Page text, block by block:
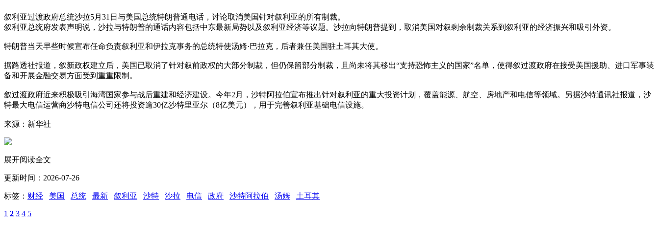
叙利亚过渡政府总统沙拉5月31日与美国总统特朗普通电话，讨论取消美国针对叙利亚的所有制裁。
叙利亚总统府发表声明说，沙拉与特朗普的通话内容包括中东最新局势以及叙利亚经济等议题。沙拉向特朗普提到，取消美国对叙剩余制裁关系到叙利亚的经济振兴和吸引外资。
特朗普当天早些时候宣布任命负责叙利亚和伊拉克事务的总统特使汤姆·巴拉克，后者兼任美国驻土耳其大使。
据路透社报道，叙新政权建立后，美国已取消了针对叙前政权的大部分制裁，但仍保留部分制裁，且尚未将其移出“支持恐怖主义的国家”名单，使得叙过渡政府在接受美国援助、进口军事装
备和开展金融交易方面受到重重限制。
叙过渡政府近来积极吸引海湾国家参与战后重建和经济建设。今年2月，沙特阿拉伯宣布推出针对叙利亚的重大投资计划，覆盖能源、航空、房地产和电信等领域。另据沙特通讯社报道，沙
特最大电信运营商沙特电信公司还将投资逾30亿沙特里亚尔（8亿美元），用于完善叙利亚基础电信设施。
来源：新华社
展开阅读全文
更新时间：2026-07-26
标签： 财经 美国 总统 最新 叙利亚 沙特 沙拉 电信 政府 沙特阿拉伯 汤姆 土耳其
1 2 3 4 5